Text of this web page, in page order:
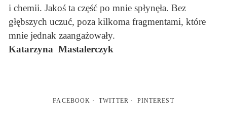
i chemii. Jakoś ta część po mnie spłynęła. Bez
głębszych uczuć, poza kilkoma fragmentami, które
mnie jednak zaangażowały.
Katarzyna Mastalerczyk
FACEBOOK TWITTER PINTEREST